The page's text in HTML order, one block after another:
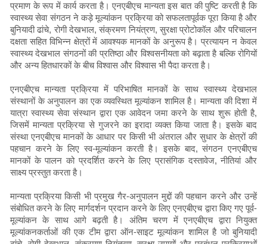
प्रमाण के रूप में कार्य करता है। एनएबीएच मान्यता इस बात की पुष्टि करती है कि
स्वास्थ्य सेवा संगठन ने कड़े मूल्यांकन प्रक्रिया को सफलतापूर्वक पूरा किया है और
बुनियादी ढांचे, रोगी देखभाल, संक्रमण नियंत्रण, सुरक्षा प्रोटोकॉल और परिचालन
दक्षता सहित विभिन्न क्षेत्रों में आवश्यक मानकों के अनुरूप है। प्रत्यायन न केवल
स्वास्थ्य देखभाल संगठनों की प्रतिष्ठा और विश्वसनीयता को बढ़ाता है बल्कि रोगियों
और अन्य हितधारकों के बीच विश्वास और विश्वास भी पैदा करता है।
एनएबीएच मान्यता प्रक्रिया में परिभाषित मानकों के साथ स्वास्थ्य देखभाल
संस्थानों के अनुपालन का एक व्यवस्थित मूल्यांकन शामिल है। मान्यता की दिशा में
यात्रा स्वास्थ्य सेवा संस्थान द्वारा एक आवेदन जमा करने के साथ शुरू होती है,
जिसमें मान्यता प्रक्रिया से गुजरने का इरादा व्यक्त किया जाता है। इसके बाद
संस्था एनएबीएच मानकों के आधार पर किसी भी अंतराल और सुधार के क्षेत्रों की
पहचान करने के लिए स्व-मूल्यांकन करती है। इसके बाद, संगठन एनएबीएच
मानकों के पालन को प्रदर्शित करने के लिए प्रासंगिक दस्तावेज, नीतियां और
साक्ष्य प्रस्तुत करता है।
मान्यता प्रक्रिया किसी भी प्रमुख गैर-अनुपालन मुद्दों की पहचान करने और उन्हें
संबोधित करने के लिए मार्गदर्शन प्रदान करने के लिए एनएबीएच द्वारा किए गए पूर्व-
मूल्यांकन के साथ आगे बढ़ती है। अंतिम चरण में एनएबीएच द्वारा नियुक्त
मूल्यांकनकर्ताओं की एक टीम द्वारा ऑन-साइट मूल्यांकन शामिल है जो बुनियादी